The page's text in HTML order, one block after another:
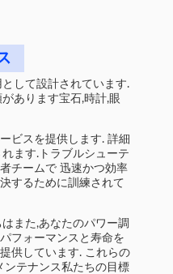
して設計されています.
あります宝石,時計,眼
ビスを提供します. 詳細
ます.トラブルシューテ
チームで 迅速かつ効率
するために訓練されて
また,あなたのパワー調
フォーマンスと寿命を
供しています. これらの
ンテナンス私たちの目標